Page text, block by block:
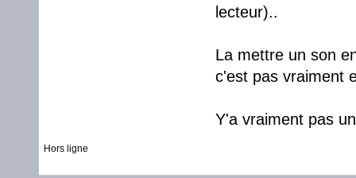
lecteur)..
La mettre un son
c'est pas vraiment
Y'a vraiment pas
Hors ligne